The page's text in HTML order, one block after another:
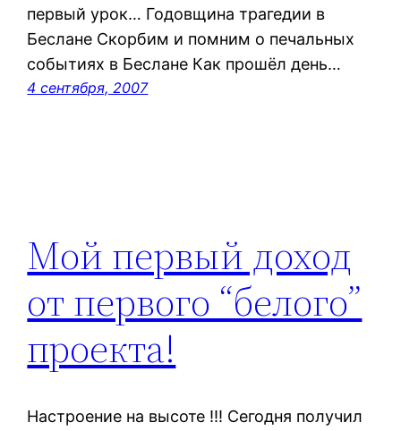
первый урок… Годовщина трагедии в
Беслане Скорбим и помним о печальных
событиях в Беслане Как прошёл день…
4 сентября, 2007
Мой первый доход
от первого “белого”
проекта!
Настроение на высоте !!! Сегодня получил